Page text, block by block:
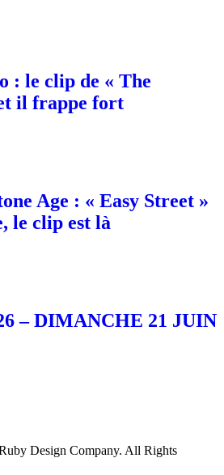
: le clip de « The
il frappe fort
Age : « Easy Street »
le clip est là
– DIMANCHE 21 JUIN
Design Company. All Rights